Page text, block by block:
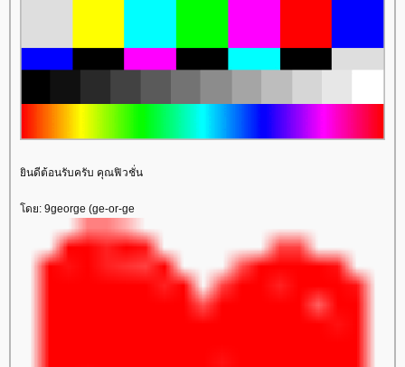
ินดีต้อนรับครับ คุณฟิวชั่น
ดย: 9george (ge-or-ge